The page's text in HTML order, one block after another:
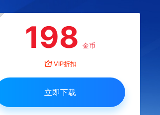
198 金币
VIP折扣
立即下载